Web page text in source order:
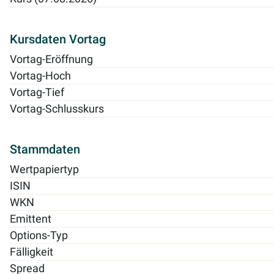
Kursdaten Vortag
Vortag-Eröffnung
Vortag-Hoch
Vortag-Tief
Vortag-Schlusskurs
Stammdaten
Wertpapiertyp
ISIN
WKN
Emittent
Options-Typ
Fälligkeit
Spread